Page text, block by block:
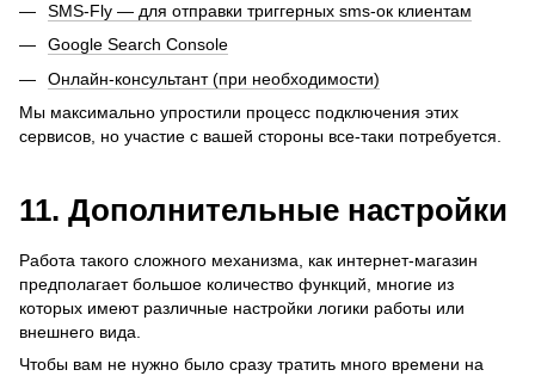
SMS-Fly — для отправки триггерных sms-ок клиентам
Google Search Console
Онлайн-консультант (при необходимости)
Мы максимально упростили процесс подключения этих
сервисов, но участие с вашей стороны все-таки потребуется.
11. Дополнительные настройки
Работа такого сложного механизма, как интернет-магазин
предполагает большое количество функций, многие из
которых имеют различные настройки логики работы или
внешнего вида.
Чтобы вам не нужно было сразу тратить много времени на